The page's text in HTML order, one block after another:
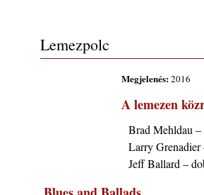
2026. augusztus 08.
eseménye: augusztus közepén
2026. augusztus 08.
2026-os jazzfesztiválok,
tudok… 19. rész: XXXI.
Dixieland Napok
2026. augusztus 08.
Lemezpolc
Megjelenés:2016
A lemezen
Brad Mehldau –
Larry Grenadier
Jeff Ballard –